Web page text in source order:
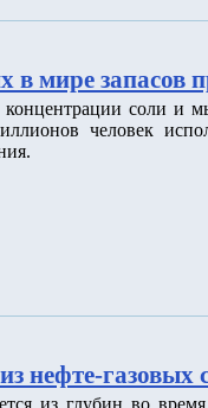
в мире запасов
соли и
человек
нефте-газовых
из глубин во